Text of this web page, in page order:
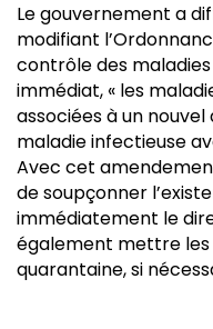
Le gouvernement a
modifiant
contrôle des
immédiat, « les
associées à un
maladie infectieuse
Avec cet
de soupçonner
immédiatement le
également mettre
quarantaine, si